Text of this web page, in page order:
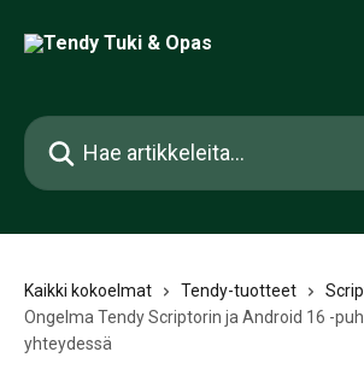
Hae artikkeleita...
Kaikki kokoelmat Tendy-tuotteet
Ongelma Tendy Scriptorin ja Android 16 -
yhteydessä